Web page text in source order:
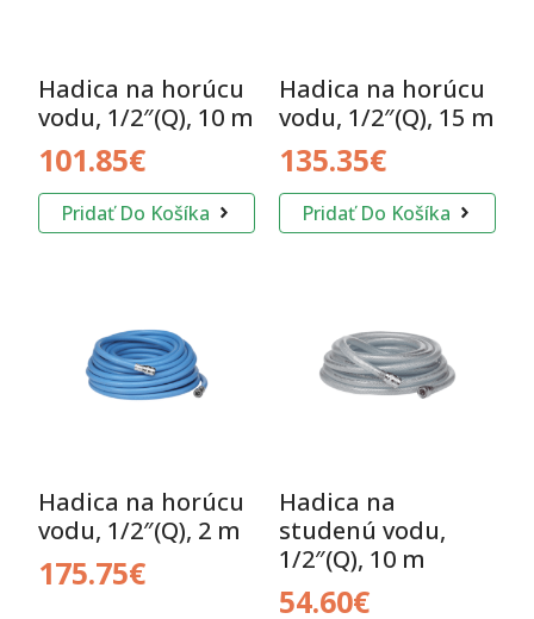
Hadica na horúcu
vodu, 1/2″(Q), 10 m
101.85€
Pridať Do Košíka
Hadica na horúcu
vodu, 1/2″(Q), 15 m
135.35€
Pridať Do Košíka
Hadica na horúcu
vodu, 1/2″(Q), 2 m
175.75€
Hadica na
studenú vodu,
1/2″(Q), 10 m
54.60€